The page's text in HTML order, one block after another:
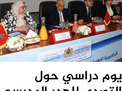
يوم دراسي حول